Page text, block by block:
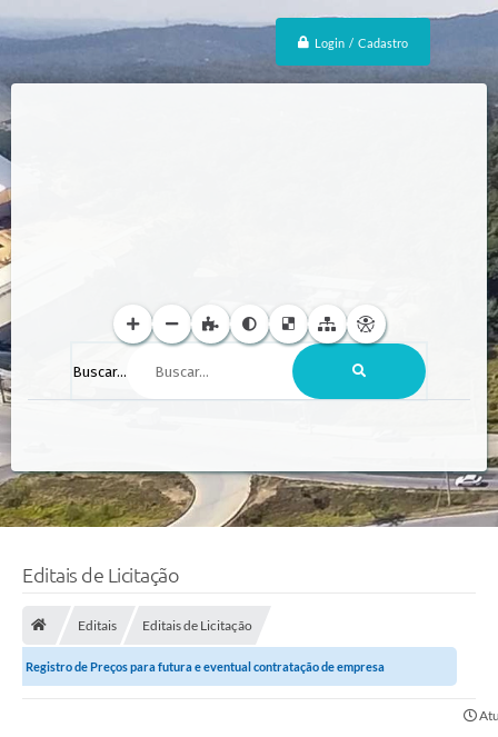
Login / Cadastro
Buscar...
Editais de Licitação
Editais Editais de Licitação
Registro de Preços para futura e eventual contratação de empresa